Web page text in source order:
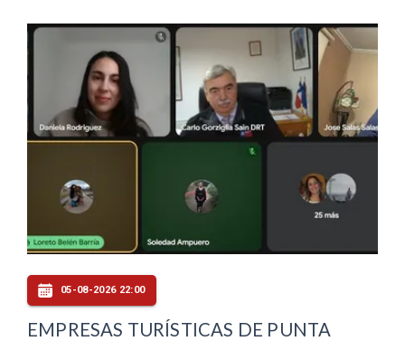
05-08-2026 22:00
EMPRESAS TURÍSTICAS DE PUNTA